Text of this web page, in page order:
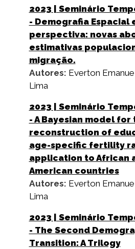
2023 | Seminário
- Demografia Espacial
perspectiva: novas
estimativas
migração.
Autores: Everton
Lima
2023 | Seminário
- A Bayesian model for
reconstruction of
age-specific fertility
application to African
American countries
Autores: Everton
Lima
2023 | Seminário
- The Second
Transition: A Trilogy